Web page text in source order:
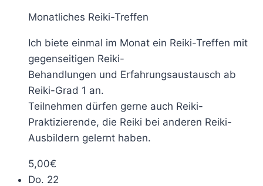
Monatliches Reiki-Treffen
Ich biete einmal im Monat ein Reiki-Treffen mit
gegenseitigen Reiki-
Behandlungen und Erfahrungsaustausch ab
Reiki-Grad 1 an.
Teilnehmen dürfen gerne auch Reiki-
Praktizierende, die Reiki bei anderen Reiki-
Ausbildern gelernt haben.
5,00€
Do. 22